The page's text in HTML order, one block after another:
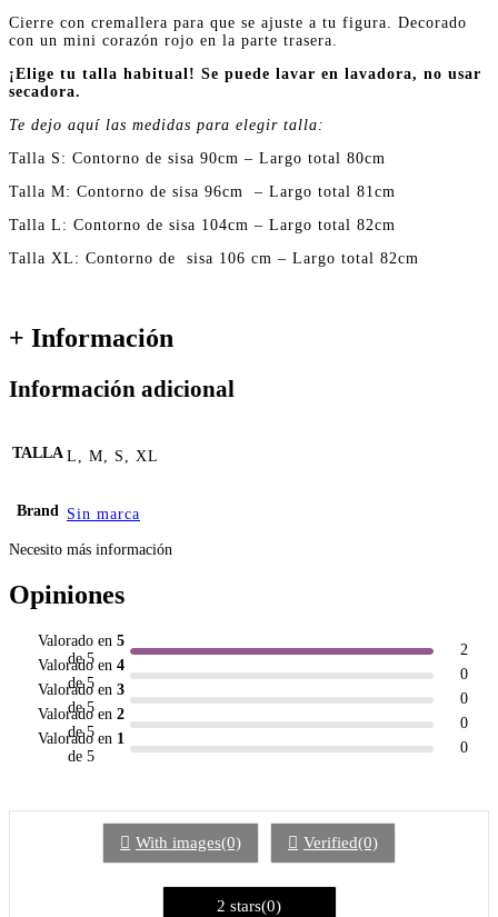
Cierre con cremallera para que se ajuste a tu figura. Decorado
con un mini corazón rojo en la parte trasera.
¡Elige tu talla habitual! Se puede lavar en lavadora, no usar
secadora.
Te dejo aquí las medidas para elegir talla:
Talla S: Contorno de sisa 90cm – Largo total 80cm
Talla M: Contorno de sisa 96cm – Largo total 81cm
Talla L: Contorno de sisa 104cm – Largo total 82cm
Talla XL: Contorno de sisa 106 cm – Largo total 82cm
+ Información
Información adicional
TALLA L, M, S, XL
Brand Sin marca
Necesito más información
Opiniones
Valorado en 5
de 5
2
Valorado en 4
de 5
0
Valorado en 3
de 5
0
Valorado en 2
de 5
0
Valorado en 1
de 5
0
With images(0) Verified(0)
2 stars(0)